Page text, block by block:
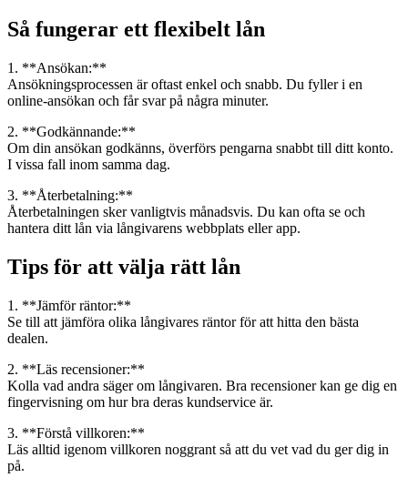
Så fungerar ett flexibelt lån
1. **Ansökan:**
Ansökningsprocessen är oftast enkel och snabb. Du fyller i en
online-ansökan och får svar på några minuter.
2. **Godkännande:**
Om din ansökan godkänns, överförs pengarna snabbt till ditt konto.
I vissa fall inom samma dag.
3. **Återbetalning:**
Återbetalningen sker vanligtvis månadsvis. Du kan ofta se och
hantera ditt lån via långivarens webbplats eller app.
Tips för att välja rätt lån
1. **Jämför räntor:**
Se till att jämföra olika långivares räntor för att hitta den bästa
dealen.
2. **Läs recensioner:**
Kolla vad andra säger om långivaren. Bra recensioner kan ge dig en
fingervisning om hur bra deras kundservice är.
3. **Förstå villkoren:**
Läs alltid igenom villkoren noggrant så att du vet vad du ger dig in
på.